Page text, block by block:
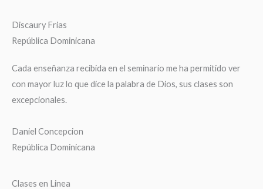
Discaury Frias
República Dominicana
Cada enseñanza recibida en el seminario me ha permitido ver
con mayor luz lo que dice la palabra de Dios, sus clases son
excepcionales.
Daniel Concepcion
República Dominicana
Clases en Linea